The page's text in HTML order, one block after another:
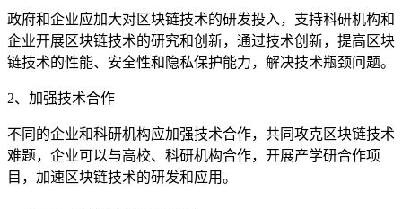
政府和企业应加大对区块链技术的研发投入，支持科研机构和
企业开展区块链技术的研究和创新，通过技术创新，提高区块
链技术的性能、安全性和隐私保护能力，解决技术瓶颈问题。
2、加强技术合作
不同的企业和科研机构应加强技术合作，共同攻克区块链技术
难题，企业可以与高校、科研机构合作，开展产学研合作项
目，加速区块链技术的研发和应用。